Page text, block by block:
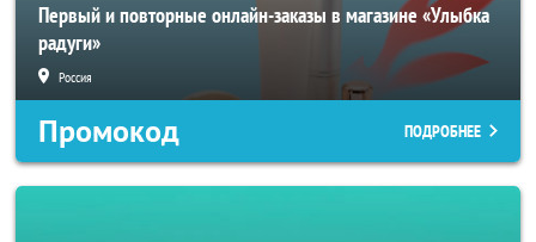
Первый и повторные онлайн-заказы в магазине «Улыбка
радуги»
Россия
Промокод ПОДРОБНЕЕ